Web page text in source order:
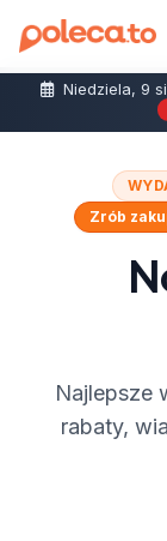
Niedziela, 9
Zrób
Najlepsze
rabaty,